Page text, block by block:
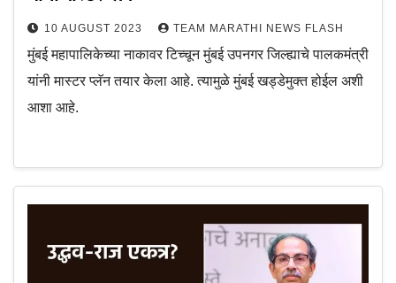
10 AUGUST 2023 TEAM MARATHI NEWS FLASH
मुंबई महापालिकेच्या नाकावर टिच्चून मुंबई उपनगर जिल्ह्याचे पालकमंत्री
यांनी मास्टर प्लॅन तयार केला आहे. त्यामुळे मुंबई खड्डेमुक्त होईल अशी
आशा आहे.